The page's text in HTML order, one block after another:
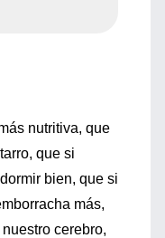
nutritiva, que
que si
bien, que si
más,
cerebro,